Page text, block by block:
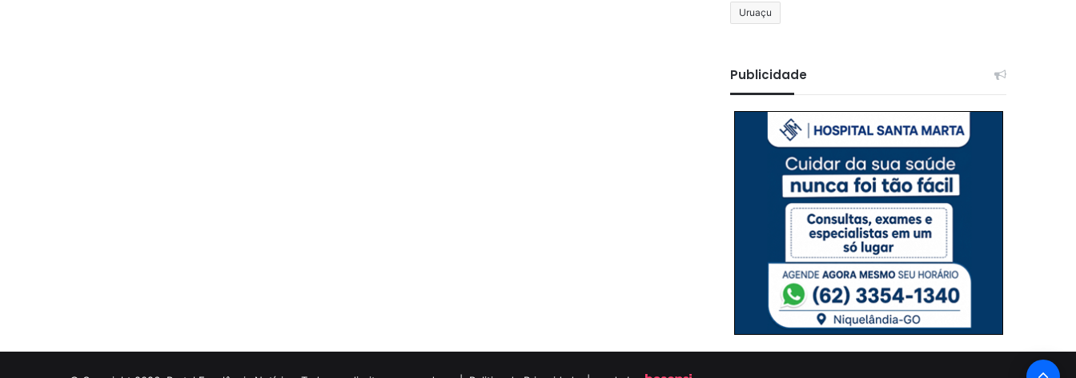
Uruaçu
Publicidade